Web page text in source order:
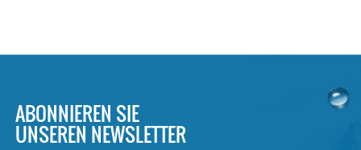
ABONNIEREN SIE
UNSEREN NEWSLETTER